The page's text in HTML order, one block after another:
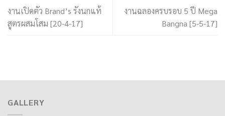
งานเปิดตัว Brand’s รังนกแท้
สูตรผสมโสม [20-4-17]
งานฉลองครบรอบ 5 ปี Mega
Bangna [5-5-17]
GALLERY